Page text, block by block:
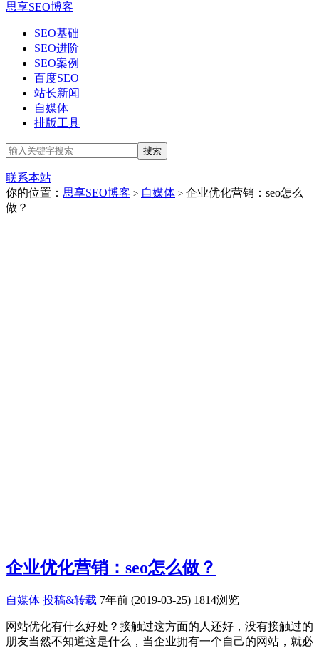
思享SEO博客
SEO基础
SEO进阶
SEO案例
百度SEO
站长新闻
自媒体
排版工具
联系本站
你的位置： 思享SEO博客 > 自媒体 > 企业优化营销：seo怎么
做？
企业优化营销：seo怎么做？
自媒体 投稿&转载 7年前 (2019-03-25) 1814浏览
网站优化有什么好处？接触过这方面的人还好，没有接触过的
朋友当然不知道这是什么，当企业拥有一个自己的网站，就必